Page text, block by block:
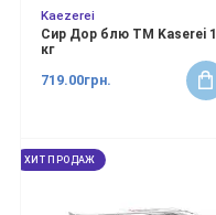
Kaezerei
Сир Дор блю ТМ Kaserei 1
кг
719.00грн.
ХИТ ПРОДАЖ